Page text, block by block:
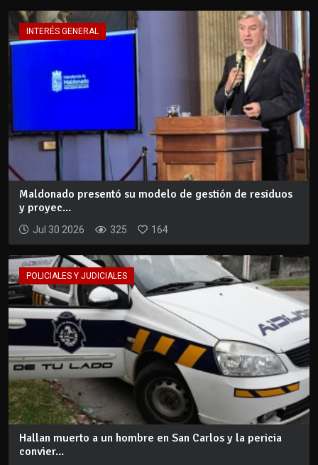
INTERÉS GENERAL
Maldonado presentó su modelo de gestión de residuos
y proyec...
Jul 30 2026 325 164
POLICIALES Y JUDICIALES
Hallan muerto a un hombre en San Carlos y la pericia
convier...